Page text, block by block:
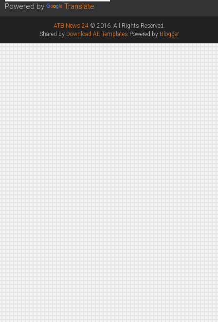
Powered by Translate
ATB News 24© 2016. All Rights Reserved.
Shared by Download AE Templates Powered by Blogger